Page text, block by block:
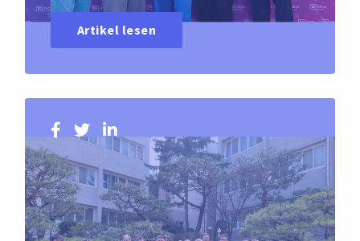
Artikel lesen